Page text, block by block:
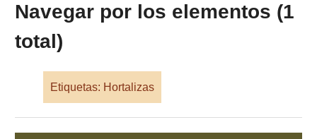
Navegar por los elementos (1
total)
Etiquetas: Hortalizas